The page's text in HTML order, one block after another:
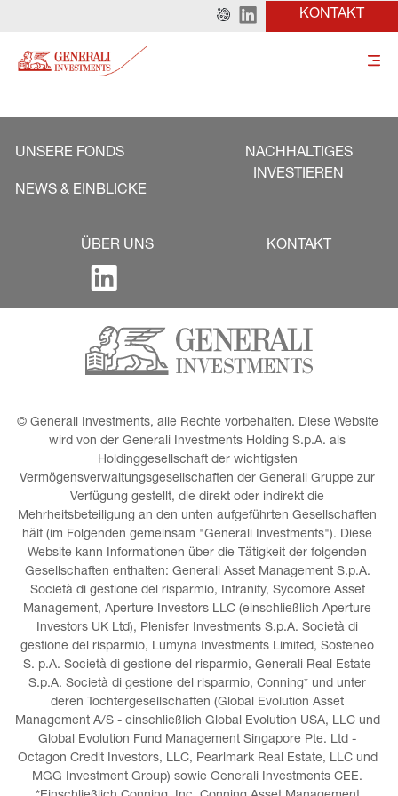
KONTAKT
UNSERE FONDS
NEWS & EINBLICKE
NACHHALTIGES
INVESTIEREN
ÜBER UNS KONTAKT
© Generali Investments, alle Rechte vorbehalten. Diese Website
wird von der Generali Investments Holding S.p.A. als
Holdinggesellschaft der wichtigsten
Vermögensverwaltungsgesellschaften der Generali Gruppe zur
Verfügung gestellt, die direkt oder indirekt die
Mehrheitsbeteiligung an den unten aufgeführten Gesellschaften
hält (im Folgenden gemeinsam "Generali Investments"). Diese
Website kann Informationen über die Tätigkeit der folgenden
Gesellschaften enthalten: Generali Asset Management S.p.A.
Società di gestione del risparmio, Infranity, Sycomore Asset
Management, Aperture Investors LLC (einschließlich Aperture
Investors UK Ltd), Plenisfer Investments S.p.A. Società di
gestione del risparmio, Lumyna Investments Limited, Sosteneo
S. p.A. Società di gestione del risparmio, Generali Real Estate
S.p.A. Società di gestione del risparmio, Conning* und unter
deren Tochtergesellschaften (Global Evolution Asset
Management A/S - einschließlich Global Evolution USA, LLC und
Global Evolution Fund Management Singapore Pte. Ltd -
Octagon Credit Investors, LLC, Pearlmark Real Estate, LLC und
MGG Investment Group) sowie Generali Investments CEE.